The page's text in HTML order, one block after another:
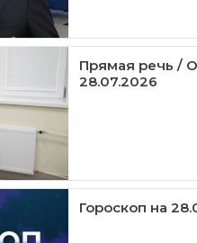
Прямая речь /
28.07.2026
Гороскоп на